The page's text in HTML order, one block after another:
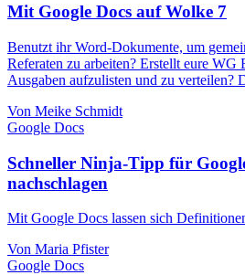
Mit Google Docs auf Wolke 7
Benutzt ihr Word-Dokumente, um
Referaten zu arbeiten? Erstellt eure WG
Ausgaben aufzulisten und zu
Von Meike Schmidt
Google Docs
Schneller Ninja-Tipp für
nachschlagen
Mit Google Docs lassen sich
Von Maria Pfister
Google Docs